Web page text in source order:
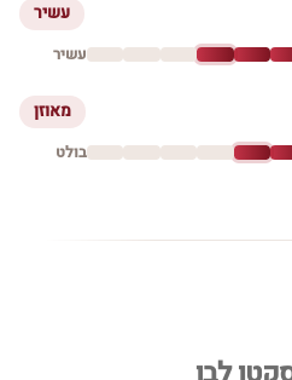
עשיר
עשיר
מאוזן
בולט